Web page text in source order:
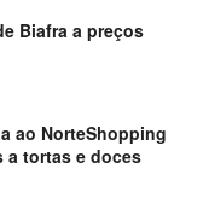
Biafra a preços
ao NorteShopping
a tortas e doces